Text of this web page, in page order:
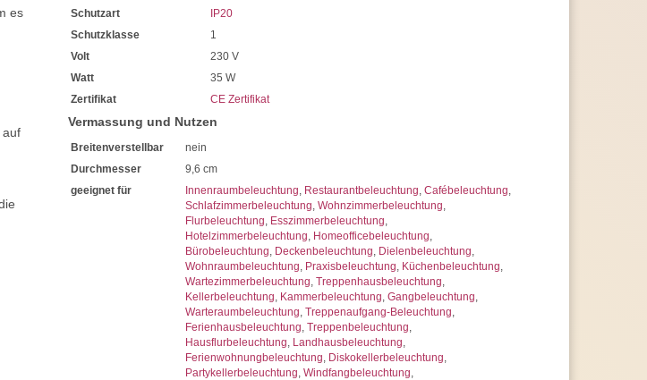
es
auf
Schutzart
IP20
Schutzklasse
1
Volt
230 V
Watt
35 W
Zertifikat
CE Zertifikat
Vermassung und Nutzen
Breitenverstellbar
nein
Durchmesser
9,6 cm
geeignet für
Innenraumbeleuchtung, Restaurantbeleuchtung, Cafébeleuchtung,
Schlafzimmerbeleuchtung, Wohnzimmerbeleuchtung,
Flurbeleuchtung, Esszimmerbeleuchtung,
Hotelzimmerbeleuchtung, Homeofficebeleuchtung,
Bürobeleuchtung, Deckenbeleuchtung, Dielenbeleuchtung,
Wohnraumbeleuchtung, Praxisbeleuchtung, Küchenbeleuchtung,
Wartezimmerbeleuchtung, Treppenhausbeleuchtung,
Kellerbeleuchtung, Kammerbeleuchtung, Gangbeleuchtung,
Warteraumbeleuchtung, Treppenaufgang-Beleuchtung,
Ferienhausbeleuchtung, Treppenbeleuchtung,
Hausflurbeleuchtung, Landhausbeleuchtung,
Ferienwohnungbeleuchtung, Diskokellerbeleuchtung,
Partykellerbeleuchtung, Windfangbeleuchtung,